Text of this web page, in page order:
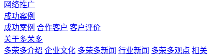
网络推广
成功案例
成功案例 合作客户 客户评价
关于多荣多
多荣多介绍 企业文化 多荣多新闻 行业新闻 多荣多观点 相关